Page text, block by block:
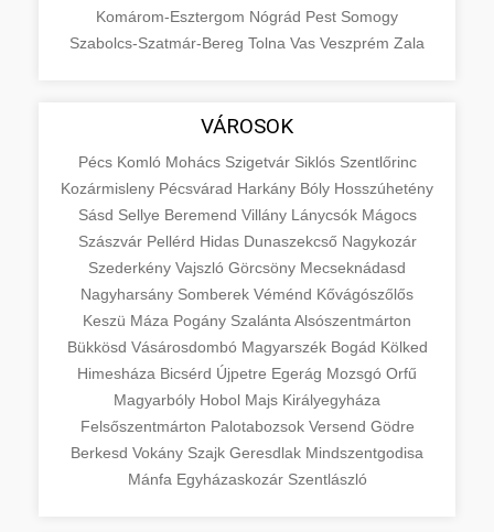
Komárom-Esztergom Nógrád Pest Somogy
Szabolcs-Szatmár-Bereg Tolna Vas Veszprém Zala
VÁROSOK
Pécs Komló Mohács Szigetvár Siklós Szentlőrinc
Kozármisleny Pécsvárad Harkány Bóly Hosszúhetény
Sásd Sellye Beremend Villány Lánycsók Mágocs
Szászvár Pellérd Hidas Dunaszekcső Nagykozár
Szederkény Vajszló Görcsöny Mecseknádasd
Nagyharsány Somberek Véménd Kővágószőlős
Keszü Máza Pogány Szalánta Alsószentmárton
Bükkösd Vásárosdombó Magyarszék Bogád Kölked
Himesháza Bicsérd Újpetre Egerág Mozsgó Orfű
Magyarbóly Hobol Majs Királyegyháza
Felsőszentmárton Palotabozsok Versend Gödre
Berkesd Vokány Szajk Geresdlak Mindszentgodisa
Mánfa Egyházaskozár Szentlászló